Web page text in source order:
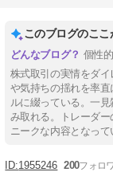
このブログのここ
個性
株式取引の実情をダ
や気持ちの揺れを率
ルに綴っている。一
み取れる。トレーダ
ニークな内容となって
1955246 200